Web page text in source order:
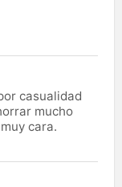
casualidad
mucho
cara.